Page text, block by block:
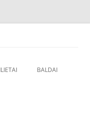
BALDAI